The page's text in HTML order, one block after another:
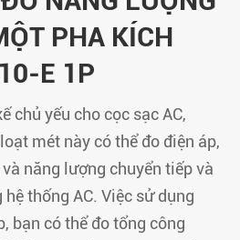
PHA KÍCH
E 1P
chủ yếu cho cọc sạc AC,
mét này có thể đo điện áp,
năng lượng chuyển tiếp và
thống AC. Việc sử dụng
bạn có thể đo tổng công